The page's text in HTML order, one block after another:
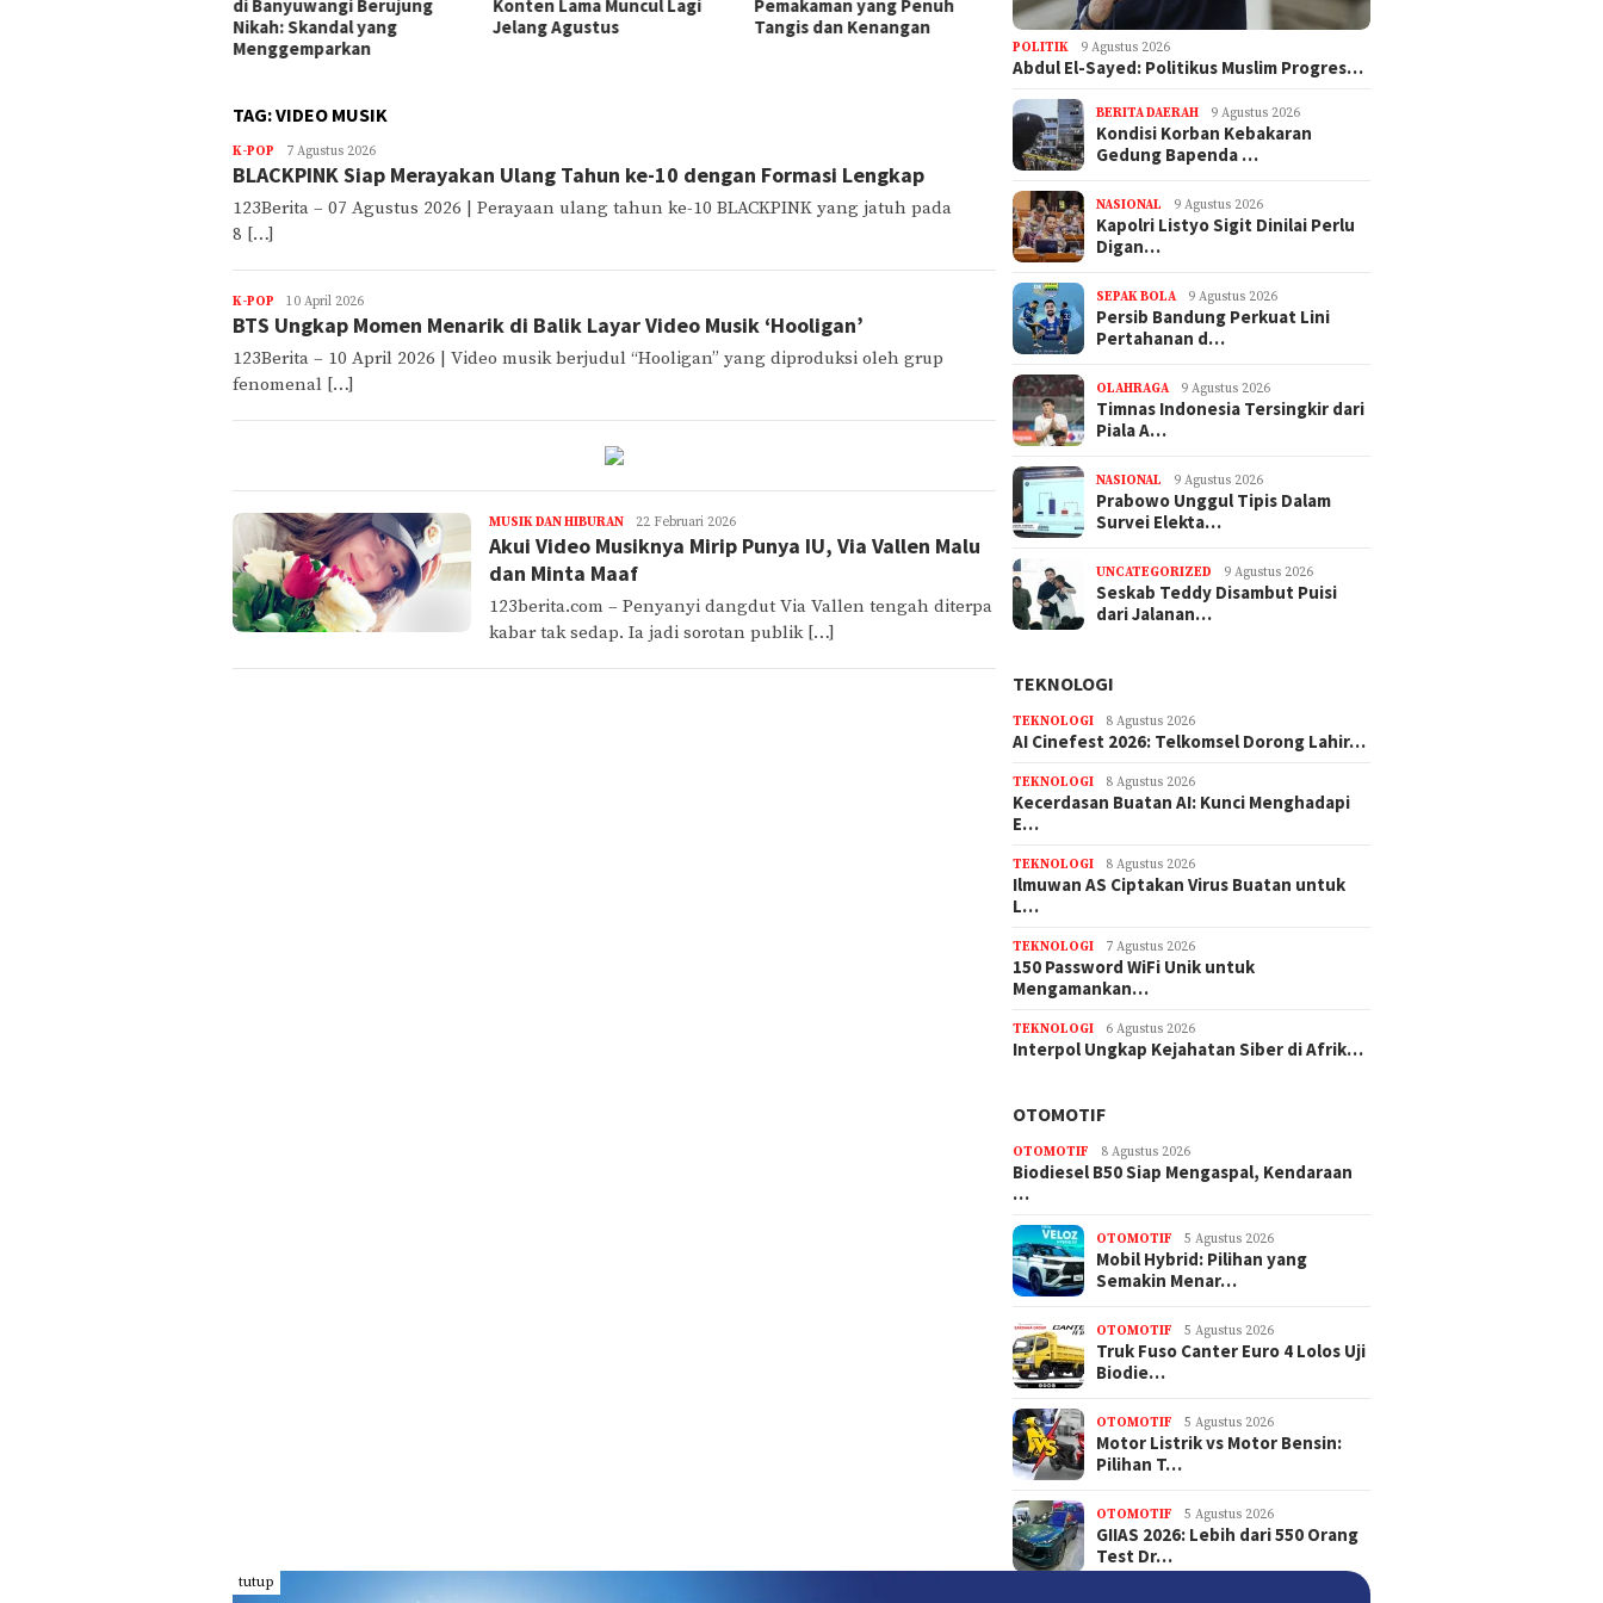
Konten Lama Muncul Lagi
Jelang Agustus
Pemakaman yang Penuh
Tangis dan Kenangan
Emanuel Bryan alias
@ebemartono Dikecam
Sentosa 2: 250 Penumpang
Terjebak, Tim SAR Kerahkan
9 Kapal
2: 4 Orang Meninggal dalam
Kebakaran Kapal
TAG:VIDEO MUSIK
K-POP Sareeka
fayina
Fallyn
7 Agustus 2026
BLACKPINK Siap Merayakan Ulang Tahun ke-10 dengan Formasi Lengkap
123Berita – 07 Agustus 2026 | Perayaan ulang tahun ke-10 BLACKPINK yang jatuh pada
8 […]
K-POP Amerik
Amerik
Gamma
10 April 2026
BTS Ungkap Momen Menarik di Balik Layar Video Musik ‘Hooligan’
123Berita – 10 April 2026 | Video musik berjudul “Hooligan” yang diproduksi oleh grup
fenomenal […]
MUSIK DAN HIBURAN rizal
22 Februari 2026
Akui Video Musiknya Mirip Punya IU, Via Vallen Malu
dan Minta Maaf
123berita.com – Penyanyi dangdut Via Vallen tengah diterpa
kabar tak sedap. Ia jadi sorotan publik […]
POLITIK 9 Agustus 2026
Abdul El-Sayed: Politikus Muslim Progres…
BERITA DAERAH 9 Agustus 2026
Kondisi Korban Kebakaran
Gedung Bapenda …
NASIONAL 9 Agustus 2026
Kapolri Listyo Sigit Dinilai Perlu
Digan…
SEPAK BOLA 9 Agustus 2026
Persib Bandung Perkuat Lini
Pertahanan d…
OLAHRAGA 9 Agustus 2026
Timnas Indonesia Tersingkir dari
Piala A…
NASIONAL 9 Agustus 2026
Prabowo Unggul Tipis Dalam
Survei Elekta…
UNCATEGORIZED 9 Agustus 2026
Seskab Teddy Disambut Puisi
dari Jalanan…
TEKNOLOGI
TEKNOLOGI 8 Agustus 2026
AI Cinefest 2026: Telkomsel Dorong Lahir…
TEKNOLOGI 8 Agustus 2026
Kecerdasan Buatan AI: Kunci Menghadapi
E…
TEKNOLOGI 8 Agustus 2026
Ilmuwan AS Ciptakan Virus Buatan untuk
L…
TEKNOLOGI 7 Agustus 2026
150 Password WiFi Unik untuk
Mengamankan…
TEKNOLOGI 6 Agustus 2026
Interpol Ungkap Kejahatan Siber di Afrik…
OTOMOTIF
OTOMOTIF 8 Agustus 2026
Biodiesel B50 Siap Mengaspal, Kendaraan
…
OTOMOTIF 5 Agustus 2026
Mobil Hybrid: Pilihan yang
Semakin Menar…
OTOMOTIF 5 Agustus 2026
Truk Fuso Canter Euro 4 Lolos Uji
Biodie…
OTOMOTIF 5 Agustus 2026
Motor Listrik vs Motor Bensin:
Pilihan T…
OTOMOTIF 5 Agustus 2026
GIIAS 2026: Lebih dari 550 Orang
Test Dr…
tutup